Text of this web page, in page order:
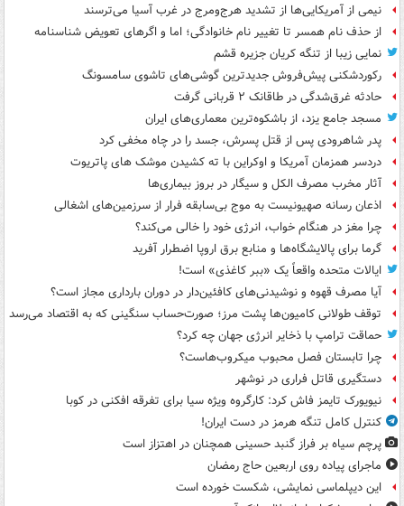
نیمی از آمریکایی‌ها از تشدید هرج‌ومرج در غرب آسیا می‌ترسند
از حذف نام همسر تا تغییر نام خانوادگی؛ اما و اگرهای تعویض شناسنامه
نمایی زیبا از تنگه کریان جزیره قشم
رکوردشکنی پیش‌فروش جدیدترین گوشی‌های تاشوی سامسونگ
حادثه غرق‌شدگی در طاقانک ۲ قربانی گرفت
مسجد جامع یزد، از باشکوه‌ترین معماری‌های ایران
پدر شاهرودی پس از قتل پسرش، جسد را در چاه مخفی کرد
دردسر همزمان آمریکا و اوکراین با ته کشیدن موشک های پاتریوت
آثار مخرب مصرف الکل و سیگار در بروز بیماری‌ها
اذعان رسانه صهیونیست به موج بی‌سابقه فرار از سرزمین‌های اشغالی
چرا مغز در هنگام خواب، انرژی خود را خالی می‌کند؟
گرما برای پالایشگاه‌ها و منابع برق اروپا اضطرار آفرید
ایالات متحده واقعاً یک «ببر کاغذی» است!
آیا مصرف قهوه و نوشیدنی‌های کافئین‌دار در دوران بارداری مجاز است؟
توقف طولانی کامیون‌ها پشت مرز؛ صورت‌حساب سنگینی که به اقتصاد می‌رسد
حماقت ترامپ با ذخایر انرژی جهان چه کرد؟
چرا تابستان فصل محبوب میکروب‌هاست؟
دستگیری قاتل فراری در نوشهر
نیویورک تایمز فاش کرد: کارگروه ویژه سیا برای تفرقه افکنی در کوبا
کنترل کامل تنگه هرمز در دست ایران!
پرچم سیاه بر فراز گنبد حسینی همچنان در اهتزاز است
ماجرای پیاده روی اربعین حاج رمضان
این دیپلماسی نمایشی، شکست خورده است